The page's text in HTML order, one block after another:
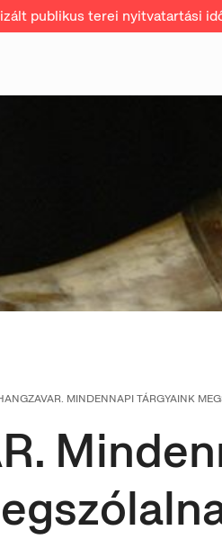
publikus terei nyitvatartási
MINDENNAPI TÁRGYAINK